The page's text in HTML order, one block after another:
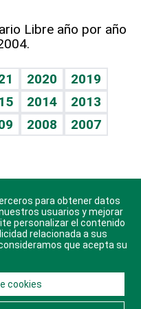
Libre año por año
2020
2019
2014
2013
2008
2007
para Android, iOS y
derechos reservados.
para obtener datos
usuarios y mejorar
personalizar el contenido
relacionada a sus
que acepta su
cookies